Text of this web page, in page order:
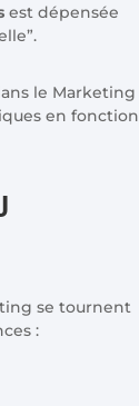
est dépensée
le Marketing
en fonction
se tournent
: